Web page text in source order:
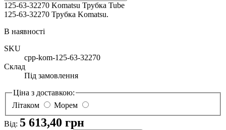
125-63-32270 Komatsu Трубка Tube
125-63-32270 Трубка Komatsu.
В наявності
SKU
cpp-kom-125-63-32270
Склад
Під замовлення
Ціна з доставкою:
Літаком
Морем
Від: 5 613,40 грн